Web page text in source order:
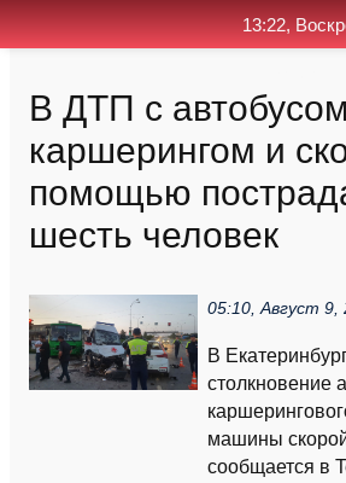
В ДТП с
каршерингом и
помощью
шесть человек
05:10, Август 9,
В
столкновение
машины
сообщается в
13:22,